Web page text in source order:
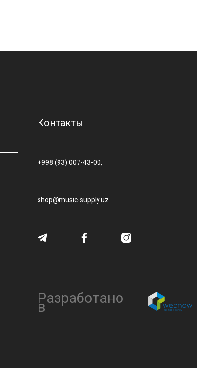
Контакты
+998 (93) 007-43-00,
shop@music-supply.uz
Разработано
в